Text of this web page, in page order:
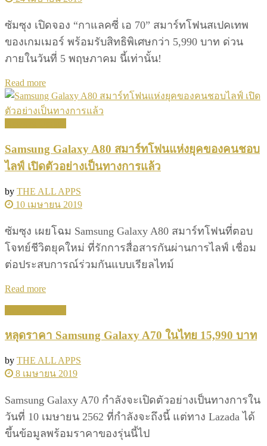
ซัมซุง เปิดจอง “กาแลคซี่ เอ 70” สมาร์ทโฟนสเปคเทพ
ของเกมเมอร์ พร้อมรับสิทธิพิเศษกว่า 5,990 บาท ด่วน
ภายในวันที่ 5 พฤษภาคม นี้เท่านั้น!
Read moreDetails
Samsung Galaxy A80 สมาร์ทโฟนแห่งยุคของคนชอบ
ไลฟ์ เปิดตัวอย่างเป็นทางการแล้ว
by THE ALL APPS
10 เมษายน 2019
ซัมซุง เผยโฉม Samsung Galaxy A80 สมาร์ทโฟนที่ตอบ
โจทย์ชีวิตยุคใหม่ ที่รักการสื่อสารกันผ่านการไลฟ์ เชื่อม
ต่อประสบการณ์ร่วมกันแบบเรียลไทม์
Read moreDetails
หลุดราคา Samsung Galaxy A70 ในไทย 15,990 บาท
by THE ALL APPS
8 เมษายน 2019
Samsung Galaxy A70 กำลังจะเปิดตัวอย่างเป็นทางการใน
วันที่ 10 เมษายน 2562 ที่กำลังจะถึงนี้ แต่ทาง Lazada ได้
ขึ้นข้อมูลพร้อมราคาของรุ่นนี้ไป